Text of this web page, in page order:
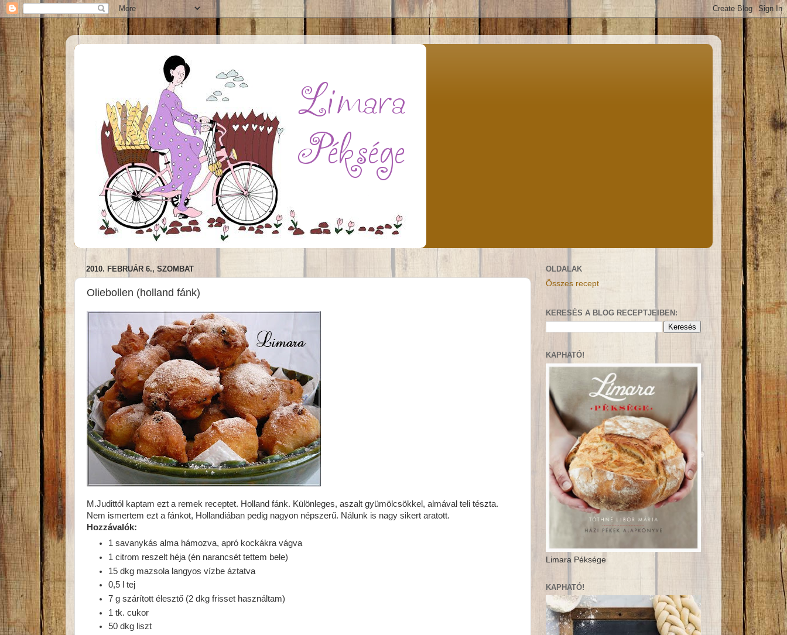
2010. FEBRUÁR 6., SZOMBAT
Oliebollen (holland fánk)
M.Judittól kaptam ezt a remek receptet. Holland fánk. Különleges, aszalt gyümölcsökkel, almával teli tészta.
Nem ismertem ezt a fánkot, Hollandiában pedig nagyon népszerű. Nálunk is nagy sikert aratott.
Hozzávalók:
1 savanykás alma hámozva, apró kockákra vágva
1 citrom reszelt héja (én narancsét tettem bele)
15 dkg mazsola langyos vízbe áztatva
0,5 l tej
7 g szárított élesztő (2 dkg frisset használtam)
1 tk. cukor
50 dkg liszt
OLDALAK
Összes recept
KERESÉS A BLOG RECEPTJEIBEN:
KAPHATÓ!
Limara Péksége
KAPHATÓ!